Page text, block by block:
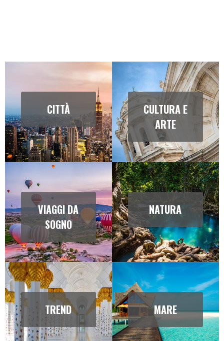
CITTÀ
CULTURA E
ARTE
VIAGGI DA
SOGNO
NATURA
TREND MARE